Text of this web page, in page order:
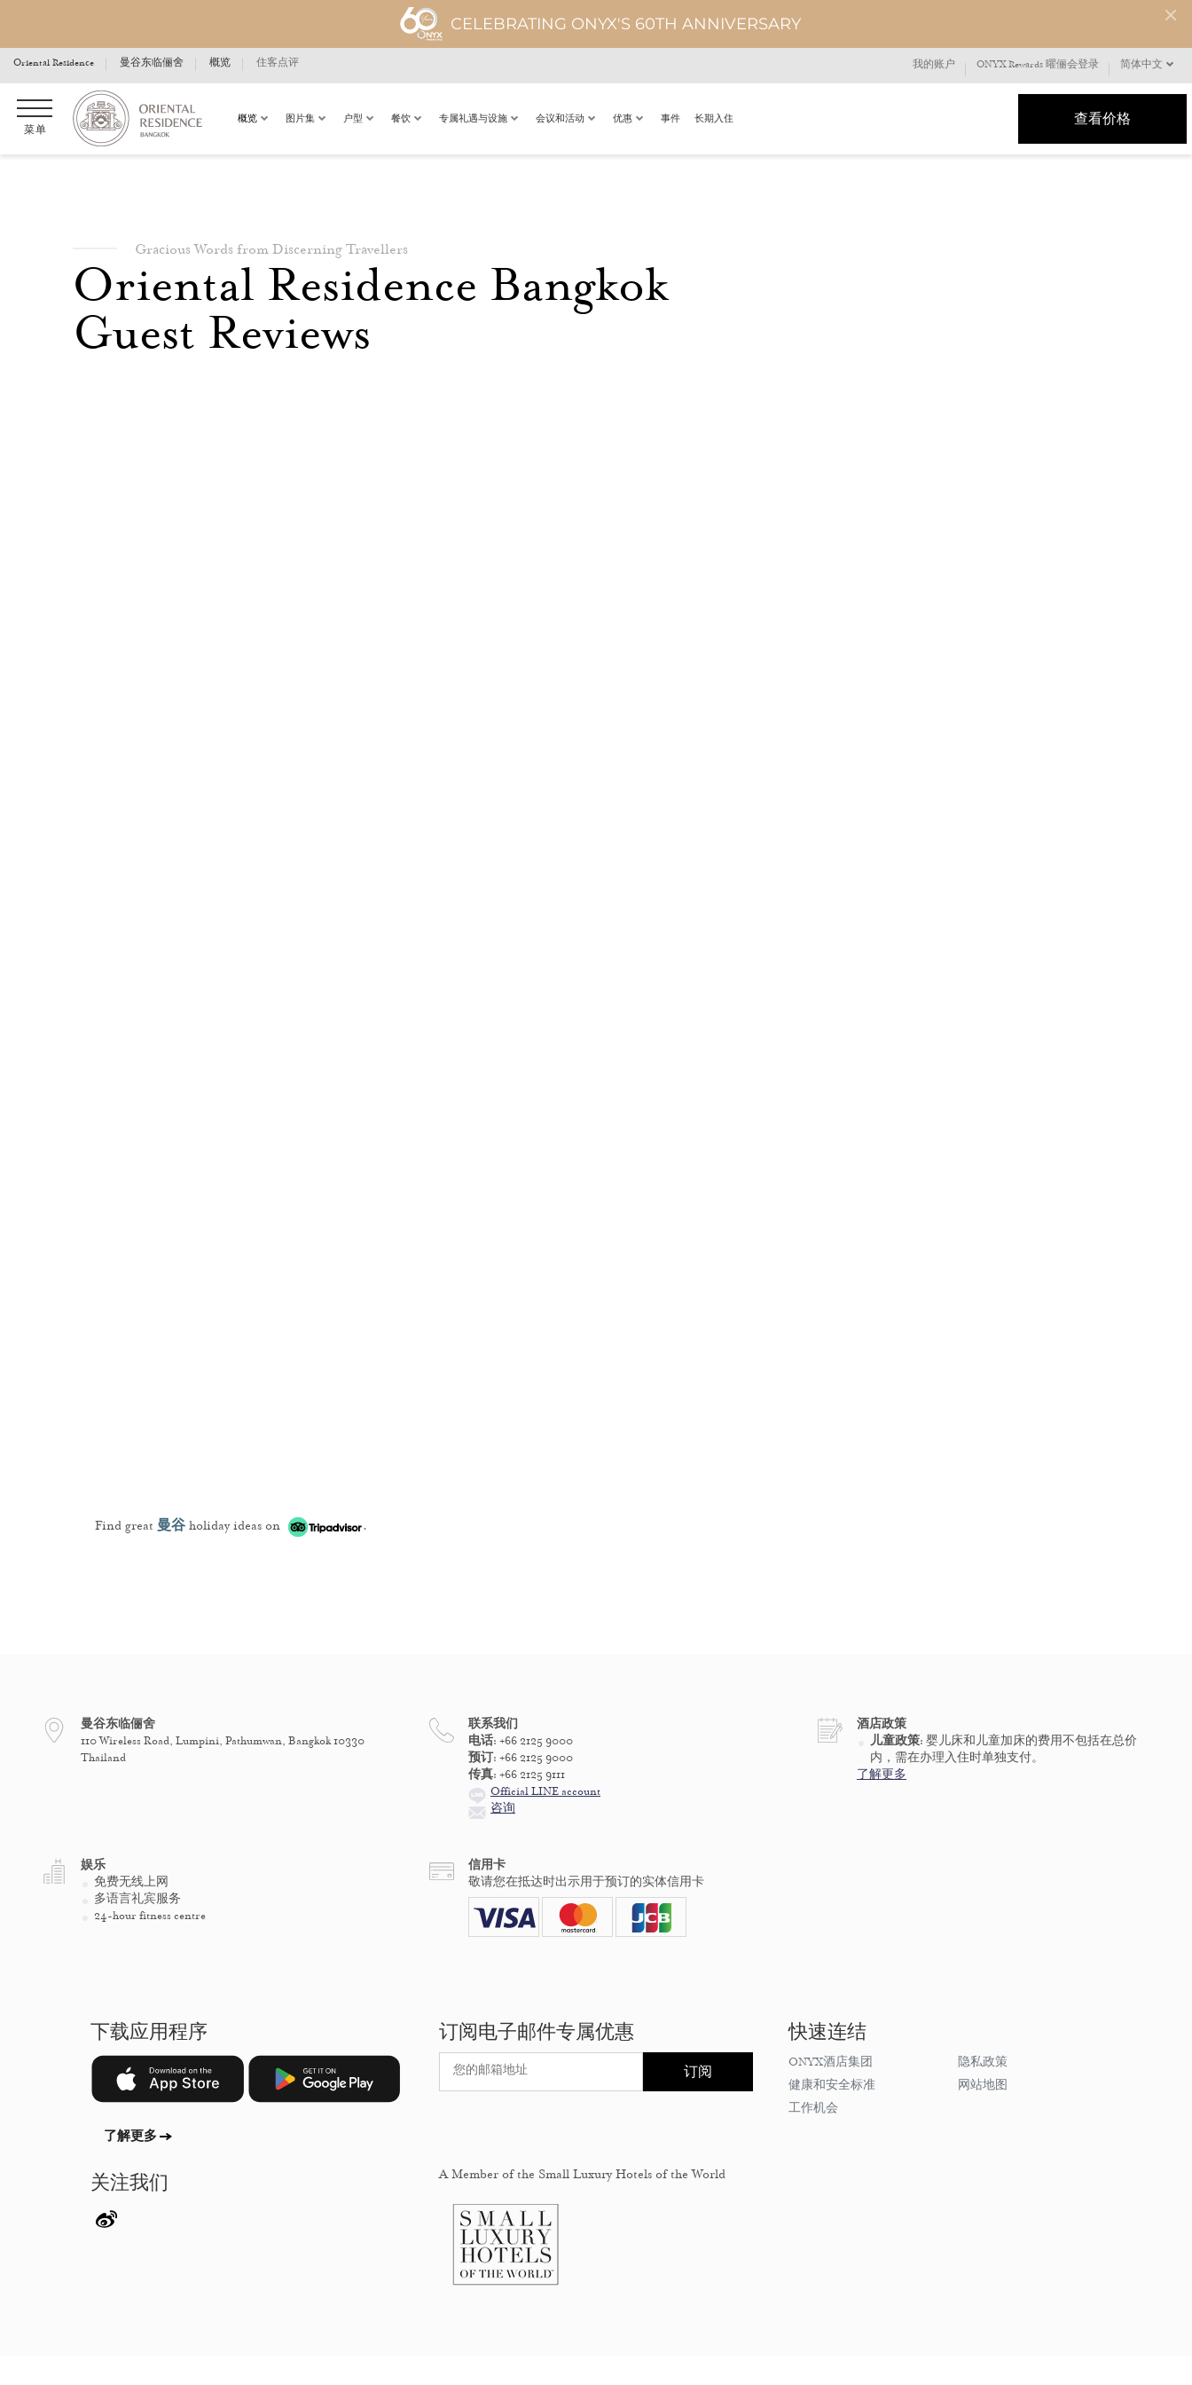
CELEBRATING ONYX'S 60TH ANNIVERSARY
Oriental Residence 曼谷东临俪舍 概览 住客点评 我的账户 ONYX Rewards 曜俪会登录 简体中文
菜单
概览 图片集 户型 餐饮 专属礼遇与设施 会议和活动 优惠 事件 长期入住 查看价格
Gracious Words from Discerning Travellers
Oriental Residence Bangkok
Guest Reviews
Find great 曼谷 holiday ideas on .
曼谷东临俪舍
110 Wireless Road, Lumpini, Pathumwan, Bangkok 10330
Thailand
联系我们
电话: +66 2125 9000
预订: +66 2125 9000
传真: +66 2125 9111
Official LINE account
咨询
酒店政策
儿童政策: 婴儿床和儿童加床的费用不包括在总价
内，需在办理入住时单独支付。
了解更多
娱乐
免费无线上网
多语言礼宾服务
24-hour fitness centre
信用卡
敬请您在抵达时出示用于预订的实体信用卡
下载应用程序
了解更多
订阅电子邮件专属优惠
订阅
快速连结
ONYX酒店集团
健康和安全标准
工作机会
隐私政策
网站地图
关注我们 A Member of the Small Luxury Hotels of the World